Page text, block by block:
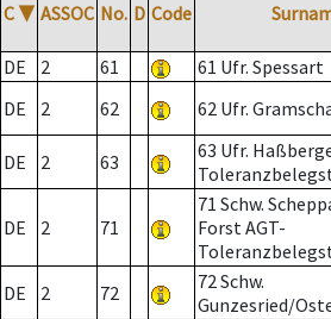
C ▼ ASSOC No. D Code
DE 2 61 61 Ufr. Spessart
DE
2 62 62 Ufr.
DE 2 63
63 Ufr.
DE 2 71
71 Schw.
Forst AGT-
DE 2 72
72 Schw.
Gunzesried/